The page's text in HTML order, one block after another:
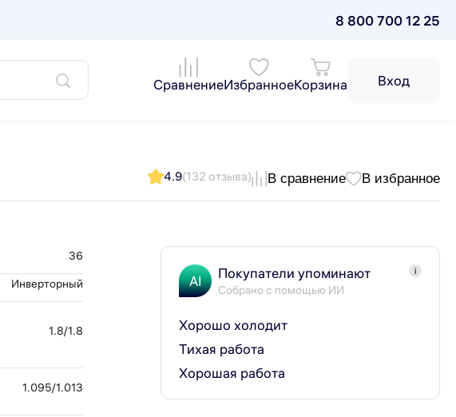
8 800 700 12 25
СравнениеИзбранноеКорзина Вход
4.9(132 отзыва) В сравнение В избранное
36
Инверторный
1.8/1.8
1.095/1.013
AI Покупатели упоминают
Собрано с помощью ИИ
i
Хорошо холодит
Тихая работа
Хорошая работа